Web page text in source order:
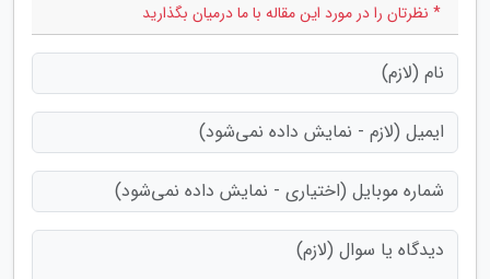
* نظرتان را در مورد این مقاله با ما درمیان بگذارید